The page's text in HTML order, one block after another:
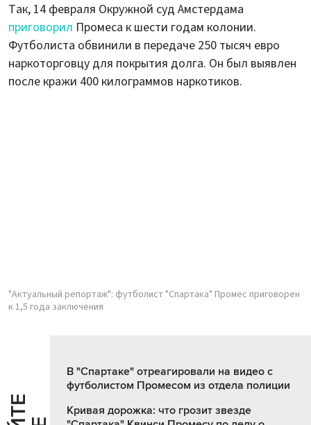
Так, 14 февраля Окружной суд Амстердама
приговорил Промеса к шести годам колонии.
Футболиста обвинили в передаче 250 тысяч евро
наркоторговцу для покрытия долга. Он был выявлен
после кражи 400 килограммов наркотиков.
"Актуальный репортаж": футболист "Спартака" Промес приговорен
к 1,5 года заключения
В "Спартаке" отреагировали на видео с
футболистом Промесом из отдела полиции
Кривая дорожка: что грозит звезде